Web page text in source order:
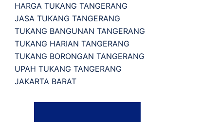
HARGA TUKANG TANGERANG
JASA TUKANG TANGERANG
TUKANG BANGUNAN TANGERANG
TUKANG HARIAN TANGERANG
TUKANG BORONGAN TANGERANG
UPAH TUKANG TANGERANG
JAKARTA BARAT